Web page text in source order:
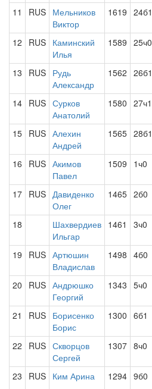
11 RUS Мельников
Виктор
1619 24б1
12 RUS Каминский
Илья
1589 25ч0
13 RUS Рудь
Александр
1562 26б1
14 RUS Сурков
Анатолий
1580 27ч1
15 RUS Алехин
Андрей
1565 28б1
16 RUS Акимов
Павел
1509 1ч0
17 RUS Давиденко
Олег
1465 2б0
18
Шахвердиев
Ильгар
1461 3ч0
19 RUS Артюшин
Владислав
1498 4б0
20 RUS Андрюшко
Георгий
1343 5ч0
21 RUS Борисенко
Борис
1300 6б1
22 RUS Скворцов
Сергей
1307 8ч0
23 RUS Ким Арина 1294 9б0